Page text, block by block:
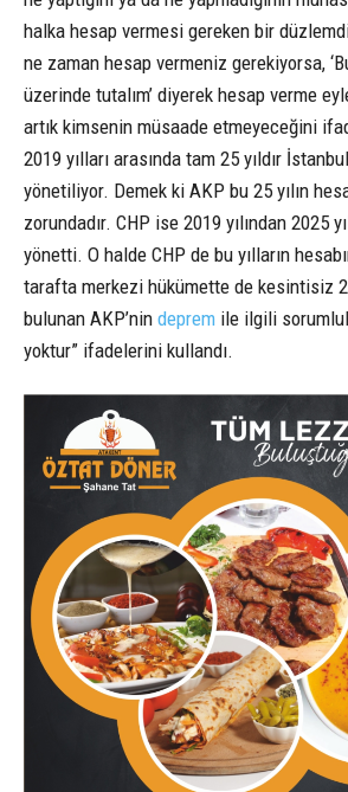
halka hesap vermesi gereken bir
ne zaman hesap vermeniz gerekiyorsa,
üzerinde tutalım’ diyerek hesap verme
artık kimsenin müsaade etmeyeceğini
2019 yılları arasında tam 25 yıldır
yönetiliyor. Demek ki AKP bu 25 yılın
zorundadır. CHP ise 2019 yılından 2025
yönetti. O halde CHP de bu yılların
tarafta merkezi hükümette de kesintisiz
bulunan AKP’nin deprem ile ilgili
yoktur” ifadelerini kullandı.